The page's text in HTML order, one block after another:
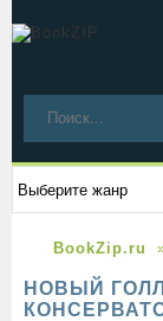
BookZip.ru
НОВЫЙ